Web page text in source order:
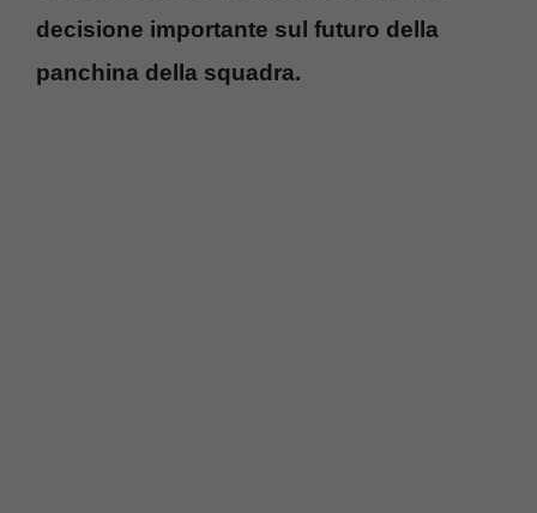
decisione importante sul futuro della
panchina della squadra.